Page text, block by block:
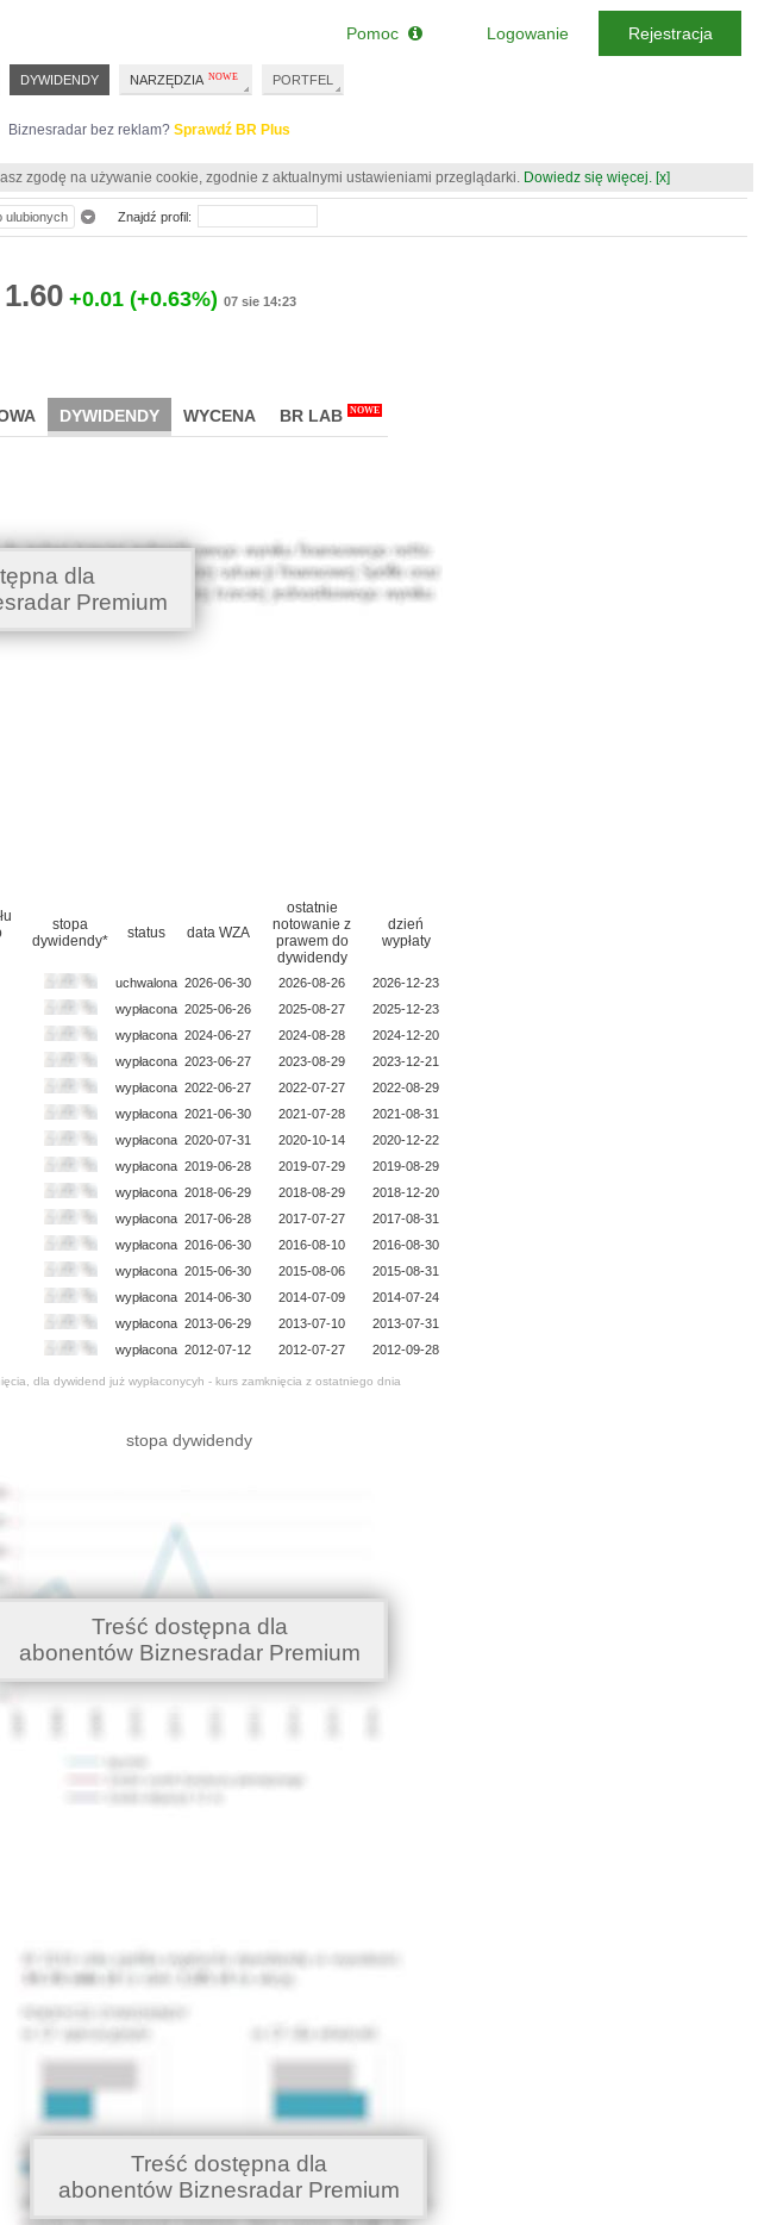
Biznesradar bez reklam? Sprawdź BR Plus
zgodę na używanie cookie, zgodnie z aktualnymi ustawieniami przeglądarki. Dowiedz się więcej. [x]
1.60 +0.01 (+0.63%) 07 sie 14:23
DYWIDENDY WYCENA BR LAB NOWE
dla
Premium
stopa
dywidendy*
status data WZA
ostatnie
notowanie z
prawem do
dywidendy
dzień
wypłaty
uchwalona 2026-06-30 2026-08-26 2026-12-23
wypłacona 2025-06-26 2025-08-27 2025-12-23
wypłacona 2024-06-27 2024-08-28 2024-12-20
wypłacona 2023-06-27 2023-08-29 2023-12-21
wypłacona 2022-06-27 2022-07-27 2022-08-29
wypłacona 2021-06-30 2021-07-28 2021-08-31
wypłacona 2020-07-31 2020-10-14 2020-12-22
wypłacona 2019-06-28 2019-07-29 2019-08-29
wypłacona 2018-06-29 2018-08-29 2018-12-20
wypłacona 2017-06-28 2017-07-27 2017-08-31
wypłacona 2016-06-30 2016-08-10 2016-08-30
wypłacona 2015-06-30 2015-08-06 2015-08-31
wypłacona 2014-06-30 2014-07-09 2014-07-24
wypłacona 2013-06-29 2013-07-10 2013-07-31
wypłacona 2012-07-12 2012-07-27 2012-09-28
dla dywidend już wypłaconycyh - kurs zamknięcia z ostatniego dnia
stopa dywidendy
Treść dostępna dla
abonentów Biznesradar Premium
Treść dostępna dla
abonentów Biznesradar Premium
ulubionych Znajdź profil:
DYWIDENDY NARZĘDZIA PORTFEL
Pomoc Logowanie Rejestracja